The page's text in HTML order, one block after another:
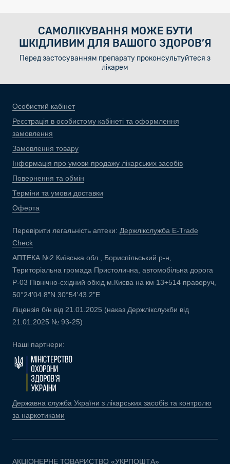
САМОЛІКУВАННЯ МОЖЕ БУТИ
ШКІДЛИВИМ ДЛЯ ВАШОГО ЗДОРОВ’Я
Перед застосуванням препарату проконсультуйтеся з
лікарем
Особистий кабінет
Реєстрація в особистому кабінеті та оформлення
замовлення
Замовлення товару
Інформація про умови продажу лікарських засобів
Повернення та обмін
Терміни та умови доставки
Оферта
Перевірити легальність аптеки: Держлікслужба E-Trade
Check
АПТЕКА №2 Київська обл., Бориспільський р-н,
Територіальна громада Пристолична, автомобільна дорога
Р-03 Північно-східний обхід м.Києва на км 13+514 праворуч,
50°24'04.8"N 30°54'43.2"E
Ліцензія б/н від 21.01.2025 (наказ Держлікслужби від
21.01.2025 № 93-25)
Наші партнери:
Державна служба України з лікарських засобів та контролю
за наркотиками
АКЦІОНЕРНЕ ТОВАРИСТВО «УКРПОШТА»